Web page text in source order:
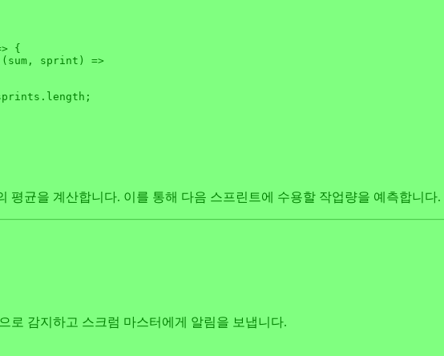
{
( sum, sprint ) =>
length ;
평균을 계산합니다. 이를 통해 다음 스프린트에 수용할 작업량을 예측합니다.
로 감지하고 스크럼 마스터에게 알림을 보냅니다.